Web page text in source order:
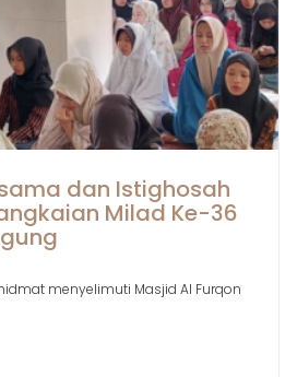
dan Istighosah
Milad Ke-36
menyelimuti Masjid Al Furqon